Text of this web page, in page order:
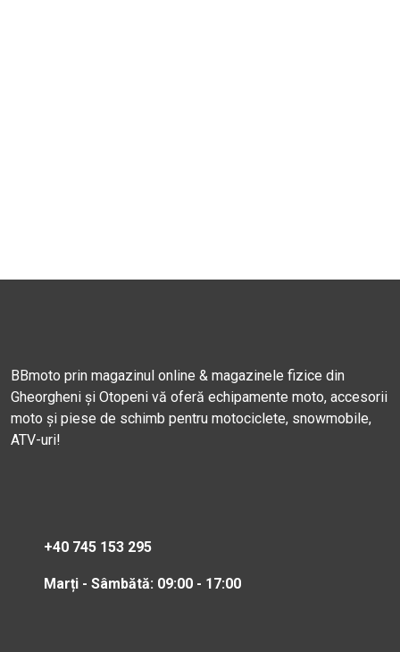
BBmoto prin magazinul online & magazinele fizice din
Gheorgheni și Otopeni vă oferă echipamente moto, accesorii
moto și piese de schimb pentru motociclete, snowmobile,
ATV-uri!
+40 745 153 295
Marți - Sâmbătă: 09:00 - 17:00